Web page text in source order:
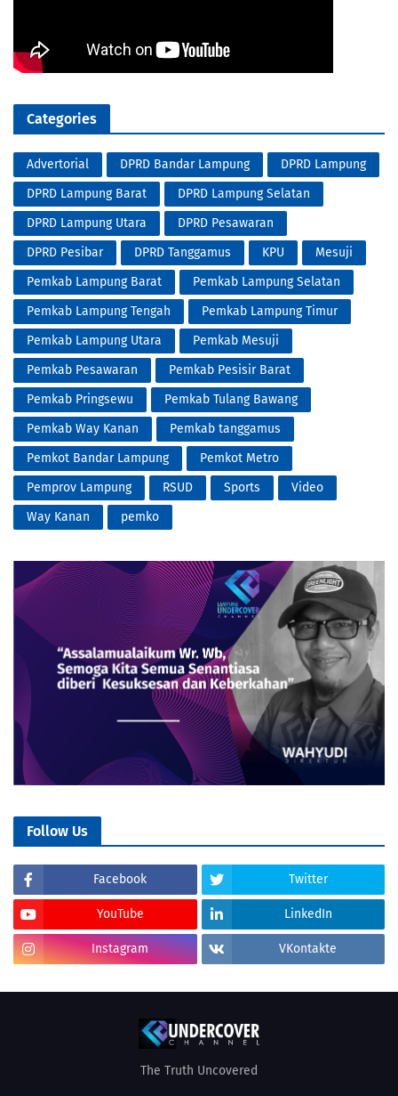
Categories
Advertorial DPRD Bandar Lampung
DPRD Lampung
DPRD Lampung Barat
DPRD Lampung Selatan
DPRD Lampung Utara
DPRD Pesawaran
DPRD Pesibar
DPRD Tanggamus KPU
Mesuji
Pemkab Lampung Barat
Pemkab Lampung Selatan
Pemkab Lampung Tengah
Pemkab Lampung Timur
Pemkab Lampung Utara
Pemkab Mesuji
Pemkab Pesawaran
Pemkab Pesisir Barat
Pemkab Pringsewu
Pemkab Tulang Bawang
Pemkab Way Kanan
Pemkab tanggamus
Pemkot Bandar Lampung
Pemkot Metro
Pemprov Lampung
RSUD Sports
Video
Way Kanan
pemko
Follow Us
Facebook Twitter
YouTube LinkedIn
Instagram VKontakte
The Truth Uncovered